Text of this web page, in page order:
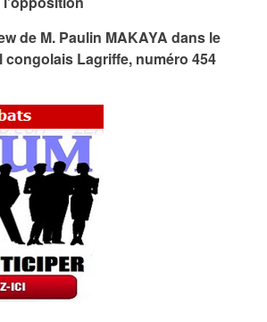
de M. Paulin MAKAYA dans le
congolais Lagriffe, numéro 454